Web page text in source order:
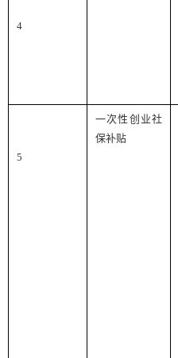
4
5
一次性创业社
保补贴